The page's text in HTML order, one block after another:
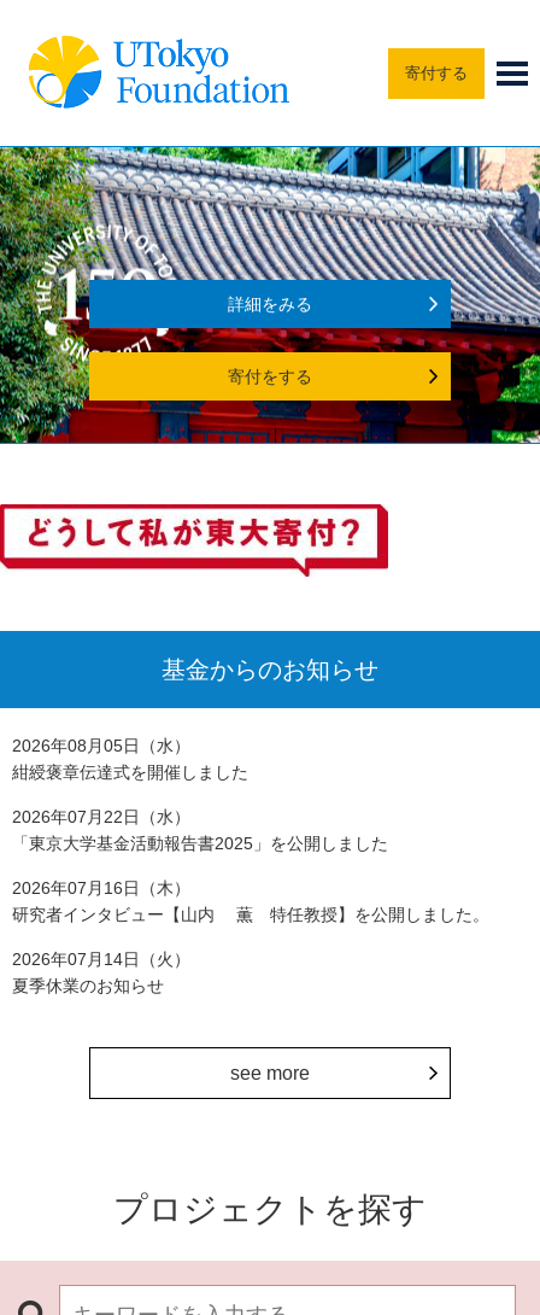
寄付する
詳細をみる
寄付をする
基金からのお知らせ
2026年08月05日（水）
紺綬褒章伝達式を開催しました
2026年07月22日（水）
「東京大学基金活動報告書2025」を公開しました
2026年07月16日（木）
研究者インタビュー【山内 薫 特任教授】を公開しました。
2026年07月14日（火）
夏季休業のお知らせ
see more
プロジェクトを探す